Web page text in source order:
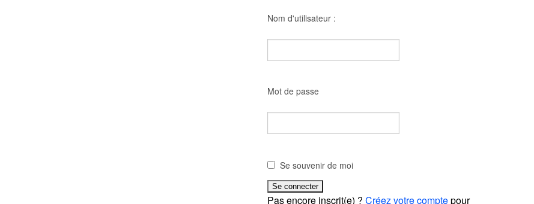
Nom d'utilisateur :
Mot de passe
Se souvenir de moi
Pas encore inscrit(e) ?Créez votre comptepour